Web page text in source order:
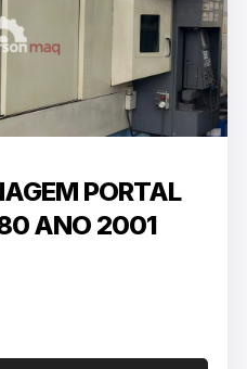
PORTAL
ANO 2001